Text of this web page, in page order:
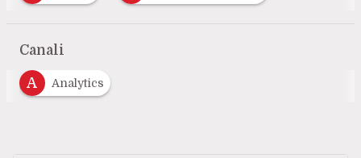
Canali
A Analytics